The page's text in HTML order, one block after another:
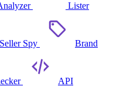
Lister
Seller Spy Brand
API